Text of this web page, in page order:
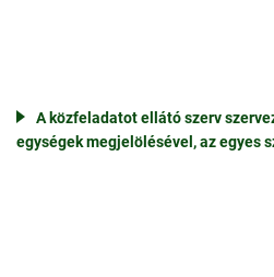
A közfeladatot ellátó szerv
egységek megjelölésével, az egyes